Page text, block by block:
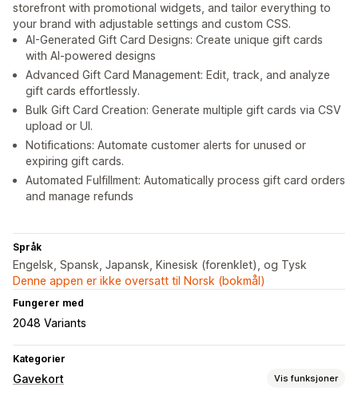
storefront with promotional widgets, and tailor everything to
your brand with adjustable settings and custom CSS.
AI-Generated Gift Card Designs: Create unique gift cards
with AI-powered designs
Advanced Gift Card Management: Edit, track, and analyze
gift cards effortlessly.
Bulk Gift Card Creation: Generate multiple gift cards via CSV
upload or UI.
Notifications: Automate customer alerts for unused or
expiring gift cards.
Automated Fulfillment: Automatically process gift card orders
and manage refunds
Språk
Engelsk, Spansk, Japansk, Kinesisk (forenklet), og Tysk
Denne appen er ikke oversatt til Norsk (bokmål)
Fungerer med
2048 Variants
Kategorier
Gavekort Vis funksjoner